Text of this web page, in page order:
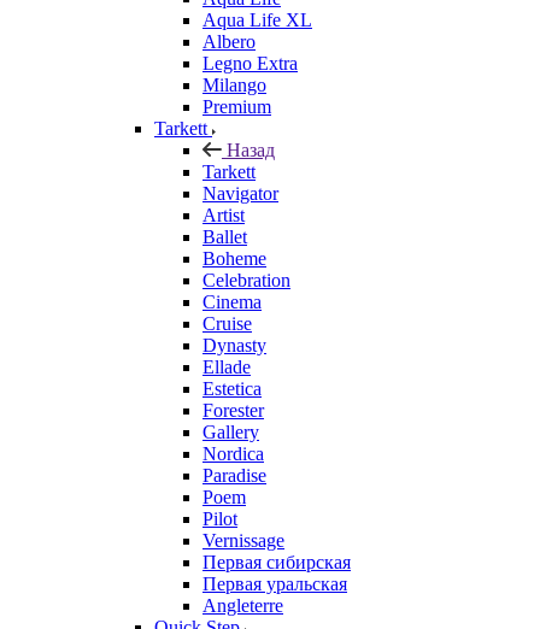
Aqua Life XL
Albero
Legno Extra
Milango
Premium
Tarkett
Назад
Tarkett
Navigator
Artist
Ballet
Boheme
Celebration
Cinema
Cruise
Dynasty
Ellade
Estetica
Forester
Gallery
Nordica
Paradise
Poem
Pilot
Vernissage
Первая сибирская
Первая уральская
Angleterre